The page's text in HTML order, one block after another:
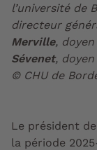
l’université de
directeur
Merville, doyen
Sévenet,
© CHU de
Le président
la période